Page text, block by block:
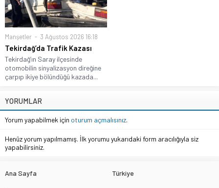
Manşetler 3 Ağustos 2026 16:18
Tekirdağ’da Trafik Kazası
Tekirdağ’ın Saray ilçesinde
otomobilin sinyalizasyon direğine
çarpıp ikiye bölündüğü kazada...
YORUMLAR
Yorum yapabilmek için oturum açmalısınız.
Henüz yorum yapılmamış. İlk yorumu yukarıdaki form aracılığıyla siz
yapabilirsiniz.
Ana Sayfa Türkiye